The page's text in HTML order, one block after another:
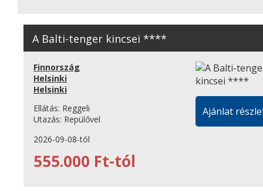
A Balti-tenger kincsei ****
Finnország
Helsinki
Helsinki
Ellátás: Reggeli
Utazás: Repülővel
2026-09-08-tól
555.000 Ft-tól
Ajánlat